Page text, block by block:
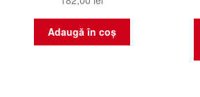
Adaugă în coș